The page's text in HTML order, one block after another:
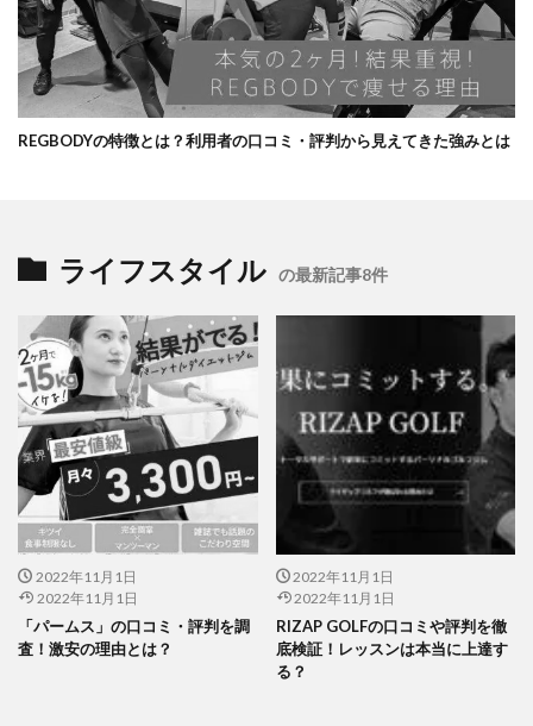
REGBODYの特徴とは？利用者の口コミ・評判から見えてきた強みとは
ライフスタイル の最新記事8件
2022年11月1日
2022年11月1日
「パームス」の口コミ・評判を調
査！激安の理由とは？
2022年11月1日
2022年11月1日
RIZAP GOLFの口コミや評判を徹
底検証！レッスンは本当に上達す
る？